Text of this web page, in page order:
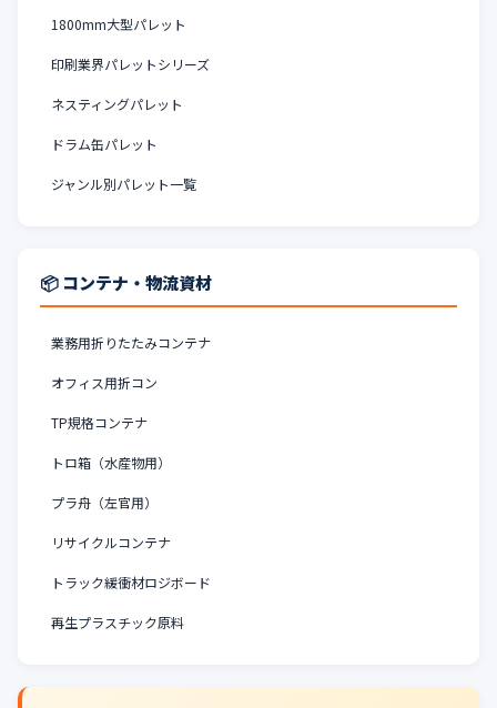
1800mm大型パレット
印刷業界パレットシリーズ
ネスティングパレット
ドラム缶パレット
ジャンル別パレット一覧
📦 コンテナ・物流資材
業務用折りたたみコンテナ
オフィス用折コン
TP規格コンテナ
トロ箱（水産物用）
プラ舟（左官用）
リサイクルコンテナ
トラック緩衝材ロジボード
再生プラスチック原料